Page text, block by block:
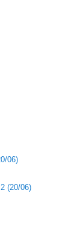
06)
(20/06)